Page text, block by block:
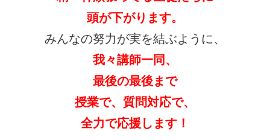
頭が下がります。
みんなの努力が実を結ぶように、
我々講師一同、
最後の最後まで
授業で、質問対応で、
全力で応援します！